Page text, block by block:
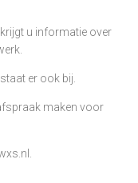
u informatie over
er ook bij.
maken voor